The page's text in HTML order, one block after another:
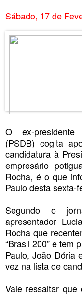
Sábado, 17 de
O ex-
(PSDB) cogita
candidatura à
empresário
Rocha, é o que
Paulo desta sexta-
Segundo o
apresentador
Rocha que
“Brasil 200” e tem
Paulo, João Dória
vez na lista de
Vale ressaltar